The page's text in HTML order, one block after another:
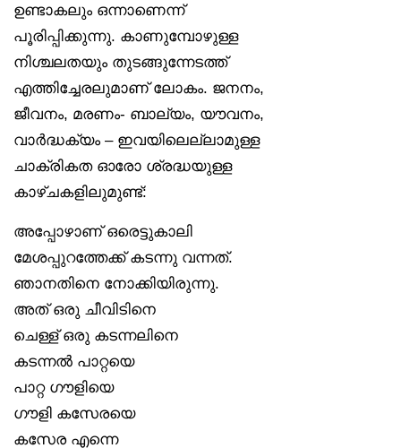
ഉണ്ടാകലും ഒന്നാണെന്ന്
പൂരിപ്പിക്കുന്നു. കാണുമ്പോഴുള്ള
നിശ്ചലതയും തുടങ്ങുന്നേടത്ത്
എത്തിച്ചേരലുമാണ് ലോകം. ജനനം,
ജീവനം, മരണം- ബാല്യം, യൗവനം,
വാർദ്ധക്യം – ഇവയിലെല്ലാമുള്ള
ചാക്രികത ഓരോ ശ്രദ്ധയുള്ള
കാഴ്ചകളിലുമുണ്ട്:
അപ്പോഴാണ് ഒരെട്ടുകാലി
മേശപ്പുറത്തേക്ക് കടന്നു വന്നത്.
ഞാനതിനെ നോക്കിയിരുന്നു.
അത് ഒരു ചീവിടിനെ
ചെള്ള് ഒരു കടന്നലിനെ
കടന്നൽ പാറ്റയെ
പാറ്റ ഗൗളിയെ
ഗൗളി കസേരയെ
കസേര എന്നെ